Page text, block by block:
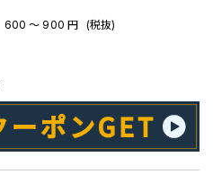
600 ～ 900 円 (税抜)